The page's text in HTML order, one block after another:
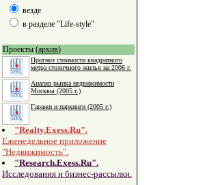
везде
в разделе "Life-style"
Проекты (архив)
Прогноз стоимости квадратного
метра столичного жилья на 2006 г.
Анализ рынка недвижимости
Москвы (2005 г.)
Гаражи и паркинги (2005 г.)
"Realty.Exess.Ru".
Еженедельное приложение
"Недвижимость".
"Research.Exess.Ru".
Исследования и бизнес-рассылки.